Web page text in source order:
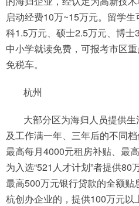
启动经费10万~15万元。留学
科1.5万元、硕士2.5万元、博
中小学就读免费，可报考市区
免税车。
杭州
大部分区为海归人员提供
及工作满一年、三年后的不同
最高每月4000元租房补贴、最
为入选“521人才计划”者提供
最高500万元银行贷款的全额
杭创办企业的，提供100万元以